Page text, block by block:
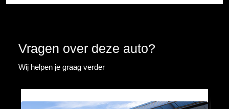
Vragen over deze auto?
Wij helpen je graag verder